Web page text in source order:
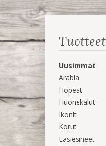
Tuotteet
Uusimmat
Arabia
Hopeat
Huonekalut
Ikonit
Korut
Lasiesineet